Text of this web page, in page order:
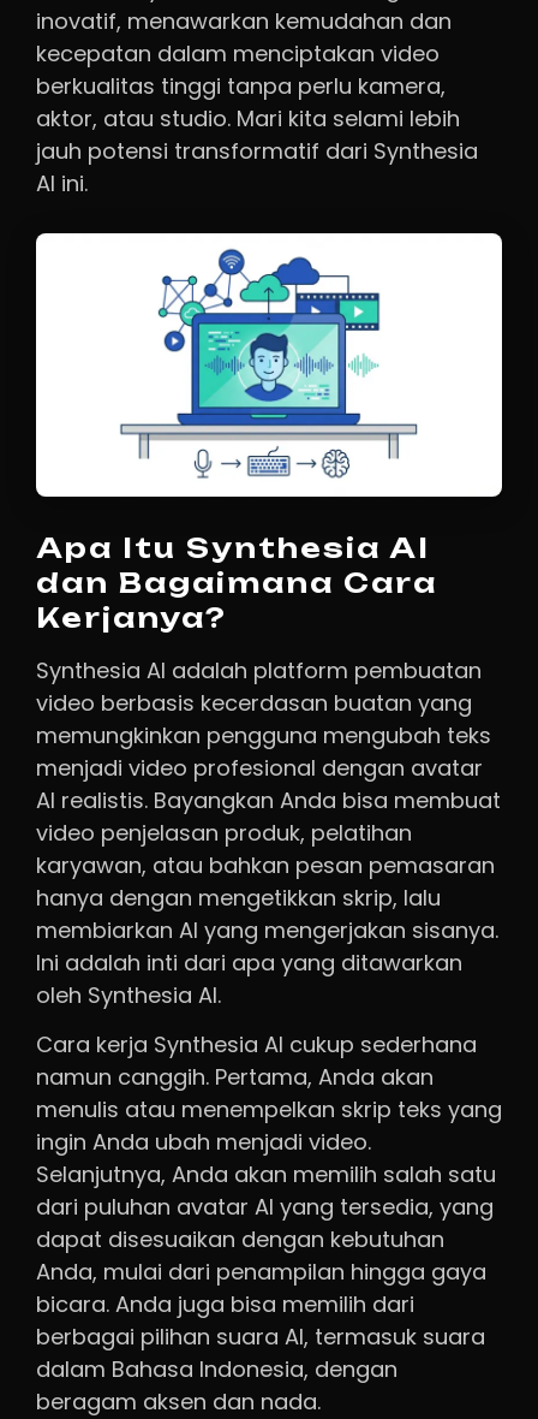
inovatif, menawarkan kemudahan dan
kecepatan dalam menciptakan video
berkualitas tinggi tanpa perlu kamera,
aktor, atau studio. Mari kita selami lebih
jauh potensi transformatif dari Synthesia
AI ini.
Apa Itu Synthesia AI
dan Bagaimana Cara
Kerjanya?
Synthesia AI adalah platform pembuatan
video berbasis kecerdasan buatan yang
memungkinkan pengguna mengubah teks
menjadi video profesional dengan avatar
AI realistis. Bayangkan Anda bisa membuat
video penjelasan produk, pelatihan
karyawan, atau bahkan pesan pemasaran
hanya dengan mengetikkan skrip, lalu
membiarkan AI yang mengerjakan sisanya.
Ini adalah inti dari apa yang ditawarkan
oleh Synthesia AI.
Cara kerja Synthesia AI cukup sederhana
namun canggih. Pertama, Anda akan
menulis atau menempelkan skrip teks yang
ingin Anda ubah menjadi video.
Selanjutnya, Anda akan memilih salah satu
dari puluhan avatar AI yang tersedia, yang
dapat disesuaikan dengan kebutuhan
Anda, mulai dari penampilan hingga gaya
bicara. Anda juga bisa memilih dari
berbagai pilihan suara AI, termasuk suara
dalam Bahasa Indonesia, dengan
beragam aksen dan nada.